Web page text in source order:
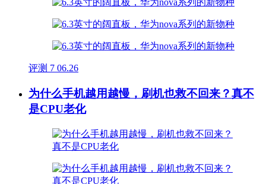
评测 7 06.26
为什么手机越用越慢，刷机也救不回来？真不
是CPU老化